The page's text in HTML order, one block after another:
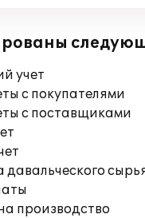
учет
с покупателями
с поставщиками
производство